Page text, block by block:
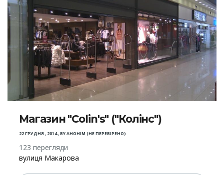
Магазин "Colin's" ("Колінс")
22 ГРУДНЯ , 2014,BYАНОНІМ (НЕ ПЕРЕВІРЕНО)
123 перегляди
вулиця Макарова